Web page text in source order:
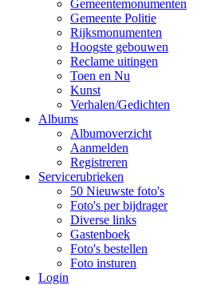
Gemeentemonumenten
Gemeente Politie
Rijksmonumenten
Hoogste gebouwen
Reclame uitingen
Toen en Nu
Kunst
Verhalen/Gedichten
Albums
Albumoverzicht
Aanmelden
Registreren
Servicerubrieken
50 Nieuwste foto's
Foto's per bijdrager
Diverse links
Gastenboek
Foto's bestellen
Foto insturen
Login